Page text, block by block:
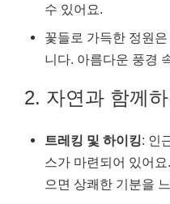
수 있어요.
꽃들로 가득한 정원
니다. 아름다운 풍경
2. 자연과 함께
트레킹 및 하이킹: 인
스가 마련되어 있어
으면 상쾌한 기분을